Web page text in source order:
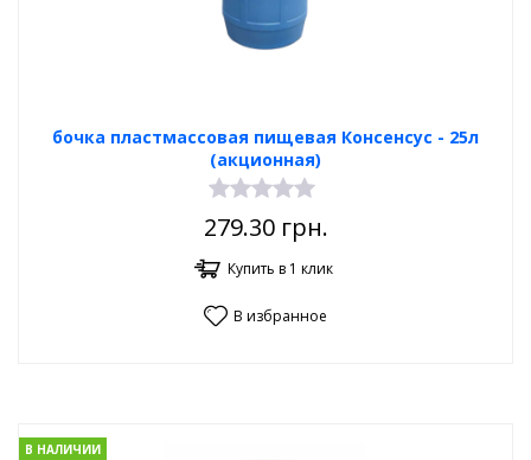
бочка пластмассовая пищевая Консенсус - 25л
(акционная)
279.30грн.
Купить в 1 клик
В избранное
В НАЛИЧИИ